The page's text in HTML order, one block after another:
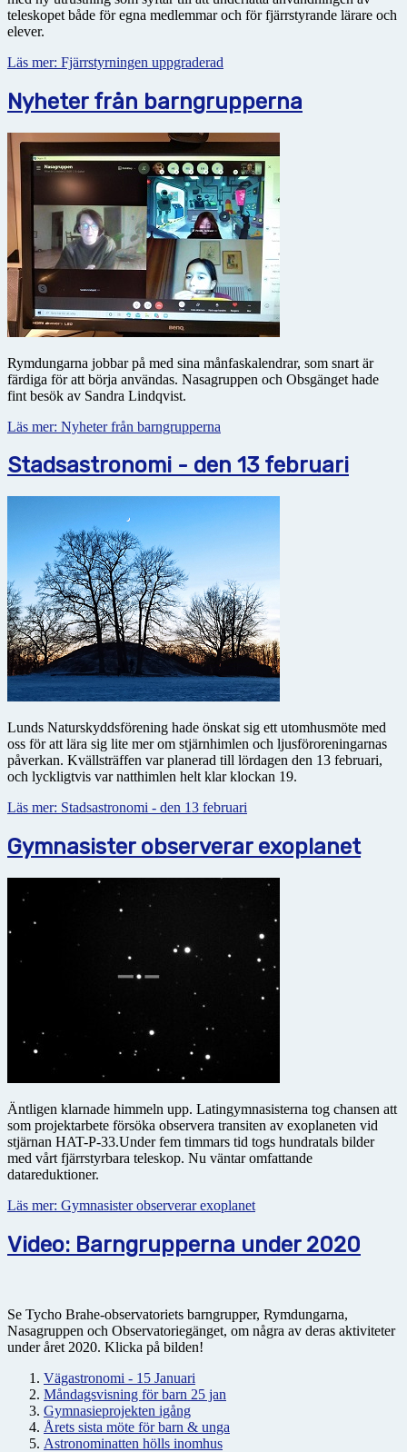
teleskopet både för egna medlemmar och för fjärrstyrande lärare och
elever.
Läs mer: Fjärrstyrningen uppgraderad
Nyheter från barngrupperna
Rymdungarna jobbar på med sina månfaskalendrar, som snart är
färdiga för att börja användas. Nasagruppen och Obsgänget hade
fint besök av Sandra Lindqvist.
Läs mer: Nyheter från barngrupperna
Stadsastronomi - den 13 februari
Lunds Naturskyddsförening hade önskat sig ett utomhusmöte med
oss för att lära sig lite mer om stjärnhimlen och ljusföroreningarnas
påverkan. Kvällsträffen var planerad till lördagen den 13 februari,
och lyckligtvis var natthimlen helt klar klockan 19.
Läs mer: Stadsastronomi - den 13 februari
Gymnasister observerar exoplanet
Äntligen klarnade himmeln upp. Latingymnasisterna tog chansen att
som projektarbete försöka observera transiten av exoplaneten vid
stjärnan HAT-P-33.Under fem timmars tid togs hundratals bilder
med vårt fjärrstyrbara teleskop. Nu väntar omfattande
datareduktioner.
Läs mer: Gymnasister observerar exoplanet
Video: Barngrupperna under 2020
Se Tycho Brahe-observatoriets barngrupper, Rymdungarna,
Nasagruppen och Observatoriegänget, om några av deras aktiviteter
under året 2020. Klicka på bilden!
Vägastronomi - 15 Januari
Måndagsvisning för barn 25 jan
Gymnasieprojekten igång
Årets sista möte för barn & unga
Astronominatten hölls inomhus